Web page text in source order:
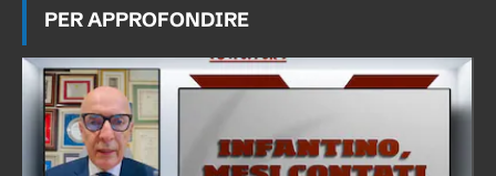
PER APPROFONDIRE